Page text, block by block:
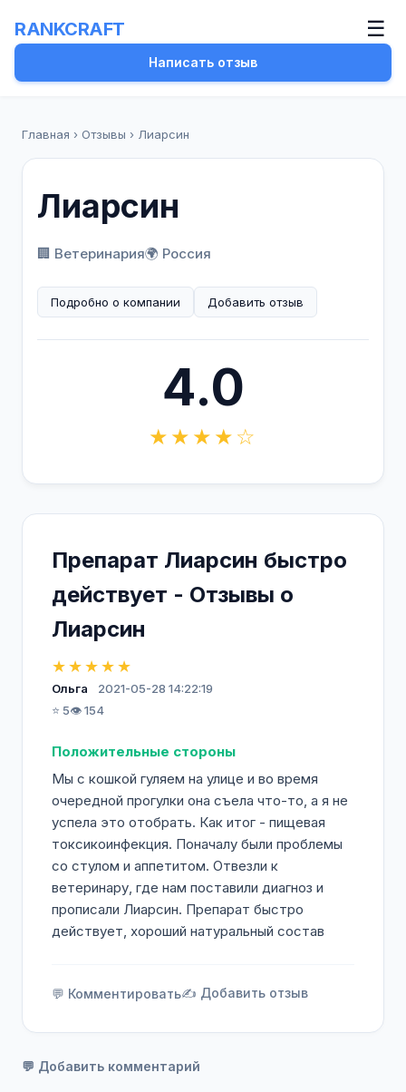
RANKCRAFT ☰
Написать отзыв
Главная › Отзывы › Лиарсин
Лиарсин
🏢 Ветеринария🌍 Россия
Подробно о компании Добавить отзыв
4.0
★★★★☆
Препарат Лиарсин быстро
действует - Отзывы о
Лиарсин
★★★★★
Ольга
2021-05-28 14:22:19
⭐ 5👁️ 154
Положительные стороны
Мы с кошкой гуляем на улице и во время
очередной прогулки она съела что-то, а я не
успела это отобрать. Как итог - пищевая
токсикоинфекция. Поначалу были проблемы
со стулом и аппетитом. Отвезли к
ветеринару, где нам поставили диагноз и
прописали Лиарсин. Препарат быстро
действует, хороший натуральный состав
💬 Комментировать✍️ Добавить отзыв
💬 Добавить комментарий